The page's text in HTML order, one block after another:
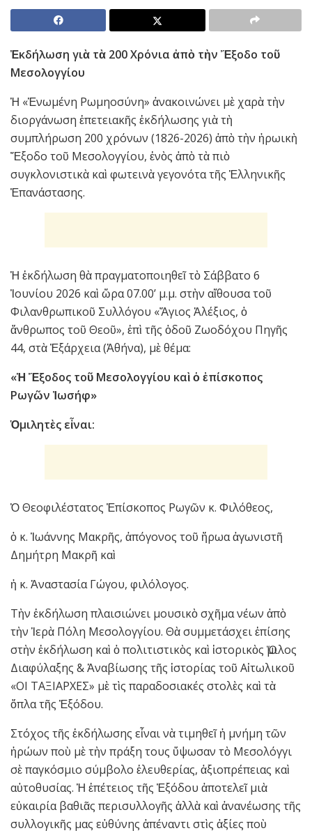
Ἐκδήλωση γιὰ τὰ 200 Χρόνια ἀπὸ τὴν Ἔξοδο τοῦ
Μεσολογγίου
Ἡ «Ἑνωμένη Ρωμηοσύνη» ἀνακοινώνει μὲ χαρὰ τὴν
διοργάνωση ἐπετειακῆς ἐκδήλωσης γιὰ τὴ
συμπλήρωση 200 χρόνων (1826-2026) ἀπὸ τὴν ἡρωικὴ
Ἔξοδο τοῦ Μεσολογγίου, ἑνὸς ἀπὸ τὰ πιὸ
συγκλονιστικὰ καὶ φωτεινὰ γεγονότα τῆς Ἑλληνικῆς
Ἐπανάστασης.
Ἡ ἐκδήλωση θὰ πραγματοποιηθεῖ τὸ Σάββατο 6
Ἰουνίου 2026 καὶ ὥρα 07.00’ μ.μ. στὴν αἴθουσα τοῦ
Φιλανθρωπικοῦ Συλλόγου «Ἅγιος Ἀλέξιος, ὁ
ἄνθρωπος τοῦ Θεοῦ», ἐπὶ τῆς ὁδοῦ Ζωοδόχου Πηγῆς
44, στὰ Ἐξάρχεια (Ἀθήνα), μὲ θέμα:
«Ἡ Ἔξοδος τοῦ Μεσολογγίου καὶ ὁ ἐπίσκοπος
Ρωγῶν Ἰωσήφ»
Ὁμιλητὲς εἶναι:
Ὁ Θεοφιλέστατος Ἐπίσκοπος Ρωγῶν κ. Φιλόθεος,
ὁ κ. Ἰωάννης Μακρῆς, ἀπόγονος τοῦ ἥρωα ἀγωνιστῆ
Δημήτρη Μακρῆ καὶ
ἡ κ. Ἀναστασία Γώγου, φιλόλογος.
Τὴν ἐκδήλωση πλαισιώνει μουσικὸ σχῆμα νέων ἀπὸ
τὴν Ἱερὰ Πόλη Μεσολογγίου. Θὰ συμμετάσχει ἐπίσης
στὴν ἐκδήλωση καὶ ὁ πολιτιστικὸς καὶ ἱστορικὸς Ὅμιλος
Διαφύλαξης & Ἀναβίωσης τῆς ἱστορίας τοῦ Αἰτωλικοῦ
«ΟΙ ΤΑΞΙΑΡΧΕΣ» μὲ τὶς παραδοσιακές στολὲς καὶ τὰ
ὅπλα τῆς Ἐξόδου.
Στόχος τῆς ἐκδήλωσης εἶναι νὰ τιμηθεῖ ἡ μνήμη τῶν
ἡρώων ποὺ μὲ τὴν πράξη τους ὕψωσαν τὸ Μεσολόγγι
σὲ παγκόσμιο σύμβολο ἐλευθερίας, ἀξιοπρέπειας καὶ
αὐτοθυσίας. Ἡ ἐπέτειος τῆς Ἐξόδου ἀποτελεῖ μιὰ
εὐκαιρία βαθιᾶς περισυλλογῆς ἀλλὰ καὶ ἀνανέωσης τῆς
συλλογικῆς μας εὐθύνης ἀπέναντι στὶς ἀξίες ποὺ